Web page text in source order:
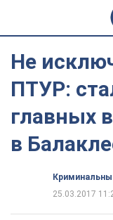
Не
ПТУР:
главных
в
25.03.2017